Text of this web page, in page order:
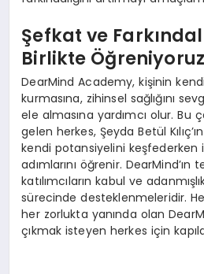
Şefkat ve
Birlikte Öğreniyoruz
DearMind Academy, kişinin
kurmasına, zihinsel sağlığını
ele almasına yardımcı olur. Bu
gelen herkes, Şeyda Betül
kendi potansiyelini keşfederken
adımlarını öğrenir. DearMind’ın
katılımcıların kabul ve
sürecinde desteklenmeleridir.
her zorlukta yanında olan
çıkmak isteyen herkes için